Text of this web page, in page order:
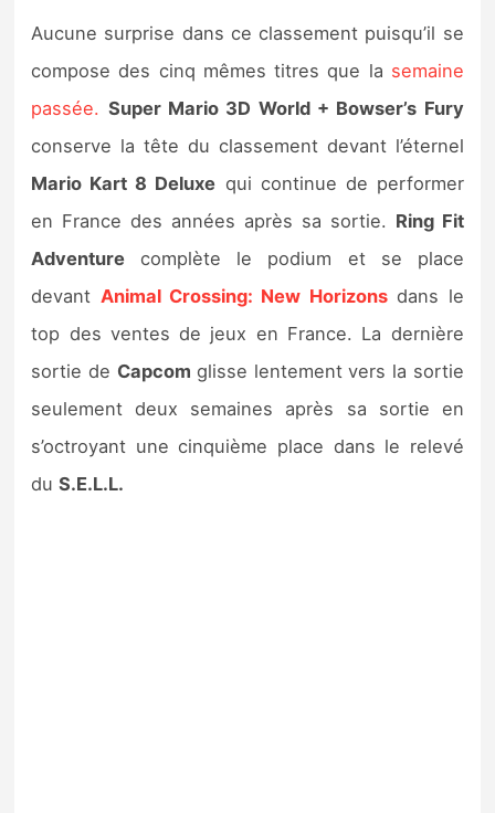
Aucune surprise dans ce classement puisqu’il se
compose des cinq mêmes titres que la semaine
passée. Super Mario 3D World + Bowser’s Fury
conserve la tête du classement devant l’éternel
Mario Kart 8 Deluxe qui continue de performer
en France des années après sa sortie. Ring Fit
Adventure complète le podium et se place
devant Animal Crossing: New Horizonsdans le
top des ventes de jeux en France. La dernière
sortie de Capcom glisse lentement vers la sortie
seulement deux semaines après sa sortie en
s’octroyant une cinquième place dans le relevé
duS.E.L.L.